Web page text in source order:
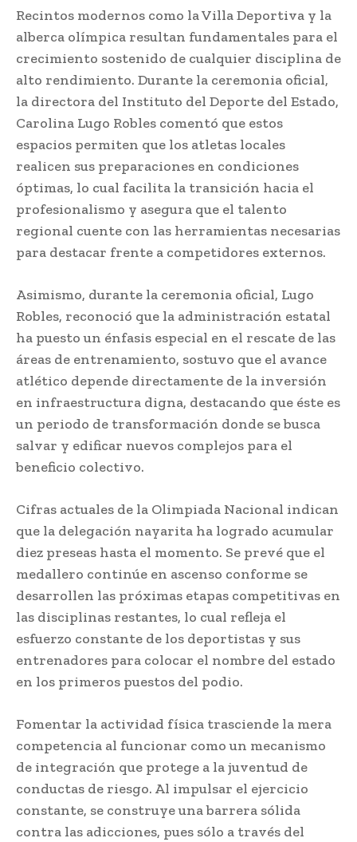
Recintos modernos como la Villa Deportiva y la
alberca olímpica resultan fundamentales para el
crecimiento sostenido de cualquier disciplina de
alto rendimiento. Durante la ceremonia oficial,
la directora del Instituto del Deporte del Estado,
Carolina Lugo Robles comentó que estos
espacios permiten que los atletas locales
realicen sus preparaciones en condiciones
óptimas, lo cual facilita la transición hacia el
profesionalismo y asegura que el talento
regional cuente con las herramientas necesarias
para destacar frente a competidores externos.
Asimismo, durante la ceremonia oficial, Lugo
Robles, reconoció que la administración estatal
ha puesto un énfasis especial en el rescate de las
áreas de entrenamiento, sostuvo que el avance
atlético depende directamente de la inversión
en infraestructura digna, destacando que éste es
un periodo de transformación donde se busca
salvar y edificar nuevos complejos para el
beneficio colectivo.
Cifras actuales de la Olimpiada Nacional indican
que la delegación nayarita ha logrado acumular
diez preseas hasta el momento. Se prevé que el
medallero continúe en ascenso conforme se
desarrollen las próximas etapas competitivas en
las disciplinas restantes, lo cual refleja el
esfuerzo constante de los deportistas y sus
entrenadores para colocar el nombre del estado
en los primeros puestos del podio.
Fomentar la actividad física trasciende la mera
competencia al funcionar como un mecanismo
de integración que protege a la juventud de
conductas de riesgo. Al impulsar el ejercicio
constante, se construye una barrera sólida
contra las adicciones, pues sólo a través del